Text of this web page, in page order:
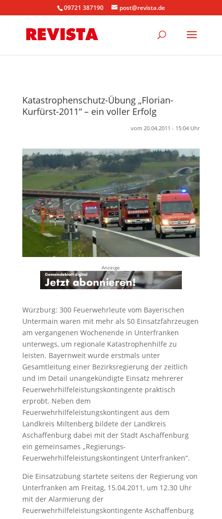
09721 387190 post@revista.de
Katastrophenschutz-Übung „Florian-
Kurfürst-2011“ – ein voller Erfolg
vom 20.04.2011 - 15:04 Uhr
Anzeige
Würzburg: 300 Feuerwehrleute vom Bayerischen
Untermain waren mit mehr als 50 Einsatzfahrzeugen
am vergangenen Wochenende in Unterfranken
unterwegs, um regionale Katastrophenhilfe zu
leisten. Bayernweit wurde erstmals unter
Gesamtleitung einer Bezirksregierung der zeitlich
und im Detail unangekündigte Einsatz mehrerer
Feuerwehrhilfeleistungskontingente praktisch
erprobt. Neben dem
Feuerwehrhilfeleistungskontingent aus dem
Landkreis Miltenberg bildete der Landkreis
Aschaffenburg dabei mit der Stadt Aschaffenburg
ein gemeinsames „Regierungs-
Feuerwehrhilfeleistungskontingent Unterfranken“.
Die Einsatzübung startete seitens der Regierung von
Unterfranken am Freitag, 15.04.2011, um 12.30 Uhr
mit der Alarmierung der
Feuerwehrhilfeleistungskontingente Aschaffenburg